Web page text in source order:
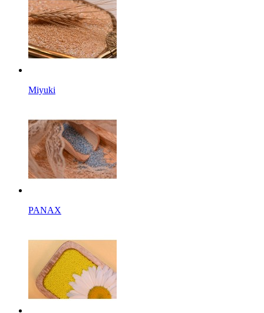
Miyuki
PANAX